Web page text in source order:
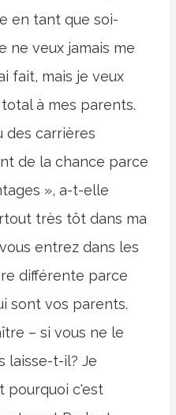
en tant que soi-
ne veux jamais me
fait, mais je veux
à mes parents.
des carrières
de la chance parce
», a-t-elle
très tôt dans ma
entrez dans les
différente parce
sont vos parents.
– si vous ne le
laisse-t-il? Je
pourquoi c'est